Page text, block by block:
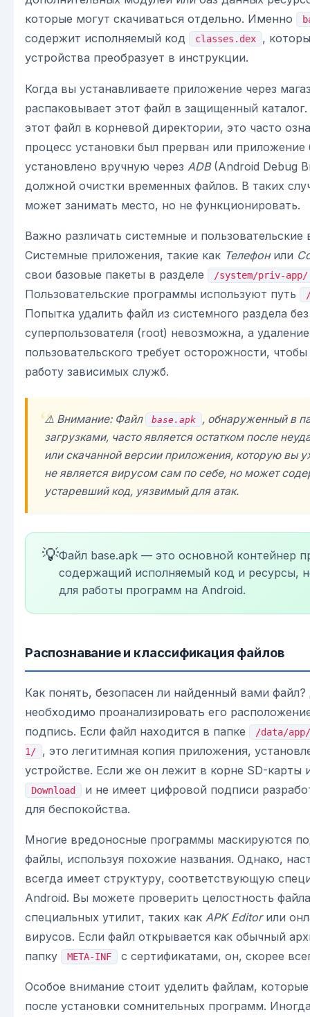
которые могут скачиваться отдельно. Именно
содержит исполняемый код classes.dex
,
устройства преобразует в инструкции.
Когда вы устанавливаете приложение через
распаковывает этот файл в защищенный
этот файл в корневой директории, это часто
процесс установки был прерван или приложение
установлено вручную через ADB(Android Debug
должной очистки временных файлов. В таких
может занимать место, но не функционировать.
Важно различать системные и пользовательские
Системные приложения, такие как Телефонили
свои базовые пакеты в разделе
/system/priv-app/
Пользовательские программы используют путь
Попытка удалить файл из системного раздела
суперпользователя (root) невозможна, а
пользовательского требует осторожности,
работу зависимых служб.
⚠️ Внимание: Файл base.apk
, обнаруженный в
загрузками, часто является остатком после
или скачанной версии приложения, которую вы
не является вирусом сам по себе, но может
устаревший код, уязвимый для атак.
💡Файл base.apk — это основной контейнер
содержащий исполняемый код и ресурсы,
для работы программ на Android.
Распознавание и классификация файлов
Как понять, безопасен ли найденный вами файл?
необходимо проанализировать его
подпись. Если файл находится в папке
/data/app/
1/
, это легитимная копия приложения,
устройстве. Если же он лежит в корне SD-карты
Download
и не имеет цифровой подписи
для беспокойства.
Многие вредоносные программы маскируются
файлы, используя похожие названия. Однако,
всегда имеет структуру, соответствующую
Android. Вы можете проверить целостность
специальных утилит, таких как APK Editorили
вирусов. Если файл открывается как обычный
папку
META-INF с сертификатами, он, скорее
Особое внимание стоит уделить файлам,
после установки сомнительных программ.